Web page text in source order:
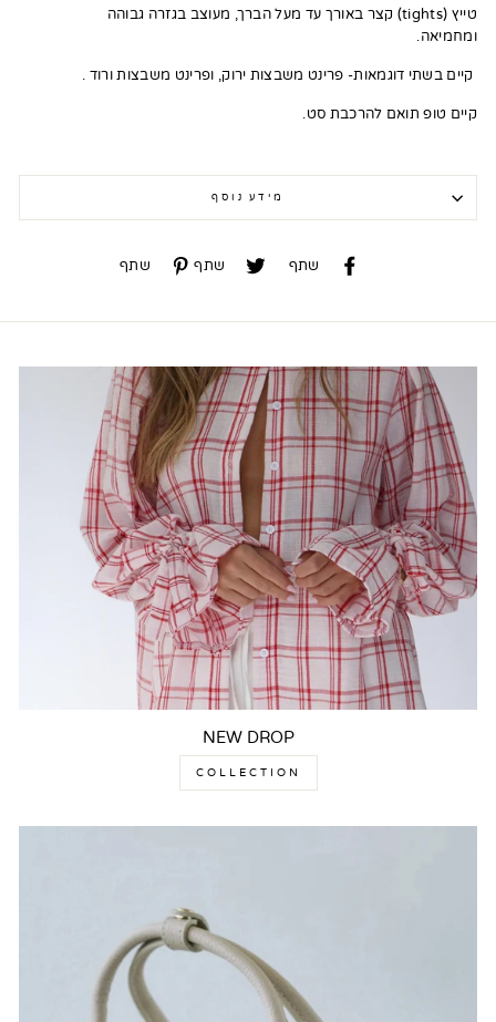
טייץ (tights) קצר באורך עד מעל הברך, מעוצב בגזרה גבוהה
ומחמיאה.
קיים בשתי דוגמאות- פרינט משבצות ירוק, ופרינט משבצות ורוד .
קיים טופ תואם להרכבת סט.
מידע נוסף
שתף שתף שתף שתף שתף
NEW DROP
COLLECTION